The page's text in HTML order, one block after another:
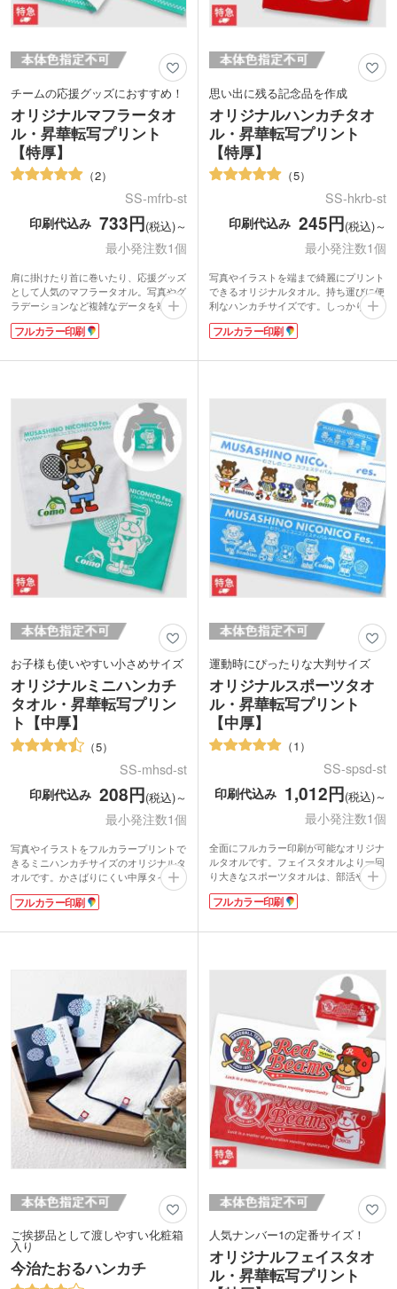
チームの応援グッズにおすすめ！
オリジナルマフラータオ
ル・昇華転写プリント
【特厚】
2
SS-mfrb-st
印刷代込み 733円(税込)～
最小発注数1個
肩に掛けたり首に巻いたり、応援グッズ
として人気のマフラータオル。写真やグ
ラデーションなど複雑なデータを端まで
綺麗にプリントできます。高級感のある
特厚タイプは表面がなめらかな質感のラ
トン素材を使用しているので実用性も抜
カラーのデザインも1色のデザインも同
価格でご対応。1枚からの小ロットでご
注文いただけます。スポーツチームやラ
イブ・イベントのオリジナルグッズにい
かがでしょうか。
フルカラー印刷
思い出に残る記念品を作成
オリジナルハンカチタオ
ル・昇華転写プリント
【特厚】
5
SS-hkrb-st
印刷代込み 245円(税込)～
最小発注数1個
写真やイラストを端まで綺麗にプリント
できるオリジナルタオル。持ち運びに便
利なハンカチサイズです。しっかり厚み
のある特厚タイプで、表面はなめらかさ
が特徴のラビットタッチ、裏面は吸水性
表示価格は印刷代込みの格安価格！フル
ます。使い勝手の良いサイズはイベント
のオリジナルグッズ作成等に人気。細か
なデザインが表現可能なので、集合写真
を印刷した卒業記念品にもおすすめで
す。
フルカラー印刷
お子様も使いやすい小さめサイズ
オリジナルミニハンカチ
タオル・昇華転写プリン
ト【中厚】
5
SS-mhsd-st
印刷代込み 208円(税込)～
最小発注数1個
写真やイラストをフルカラープリントで
きるミニハンカチサイズのオリジナルタ
オルです。かさばりにくい中厚タイプ。
携帯しやすいポケットサイズで展示会や
イベントのノベルティにおすすめです。
園記念品としても人気があります。
しているので実用性も抜群です。表示価
格は印刷代込みの格安価格！フルカラー
のデザインも1色のデザインも同価格で
ご案内。1枚からご注文いただけます。
フルカラー印刷
運動時にぴったりな大判サイズ
オリジナルスポーツタオ
ル・昇華転写プリント
【中厚】
1
SS-spsd-st
印刷代込み 1,012円(税込)～
最小発注数1個
全面にフルカラー印刷が可能なオリジナ
ルタオルです。フェイスタオルより一回
り大きなスポーツタオルは、部活やトレ
ーニングの汗拭きタオルにぴったり。肩
に掛けて日焼けや防寒対策のアイテムと
ントのオリジナルグッズにもおすすめで
クロファイバー素材、裏面に吸水性のあ
るコットン素材を使用しています。表示
価格は印刷代こみの安心価格！1色もフ
ルカラーも同じ価格でご対応。1個から
ご注文いただけます。
フルカラー印刷
ご挨拶品として渡しやすい化粧箱
入り
今治たおるハンカチ
人気ナンバー1の定番サイズ！
オリジナルフェイスタオ
ル・昇華転写プリント